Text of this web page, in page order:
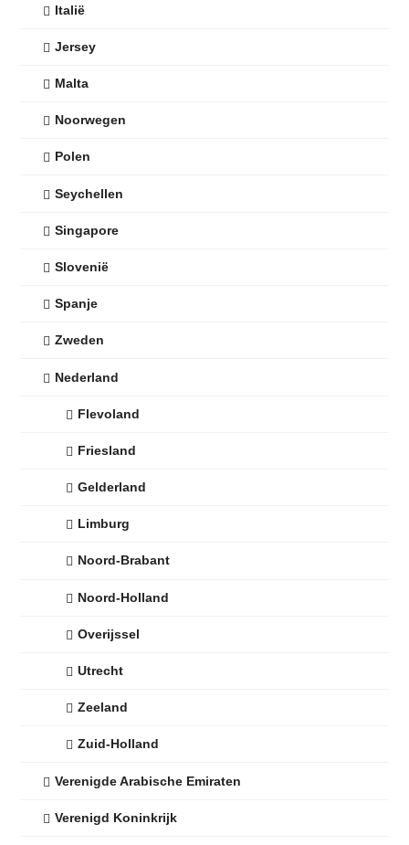
Italië
Jersey
Malta
Noorwegen
Polen
Seychellen
Singapore
Slovenië
Spanje
Zweden
Nederland
Flevoland
Friesland
Gelderland
Limburg
Noord-Brabant
Noord-Holland
Overijssel
Utrecht
Zeeland
Zuid-Holland
Verenigde Arabische Emiraten
Verenigd Koninkrijk